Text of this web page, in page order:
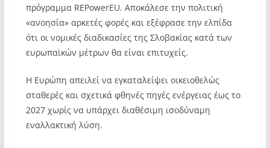
πρόγραμμα REPowerEU. Αποκάλεσε την πολιτική
«ανοησία» αρκετές φορές και εξέφρασε την ελπίδα
ότι οι νομικές διαδικασίες της Σλοβακίας κατά των
ευρωπαϊκών μέτρων θα είναι επιτυχείς.
Η Ευρώπη απειλεί να εγκαταλείψει οικειοθελώς
σταθερές και σχετικά φθηνές πηγές ενέργειας έως το
2027 χωρίς να υπάρχει διαθέσιμη ισοδύναμη
εναλλακτική λύση.